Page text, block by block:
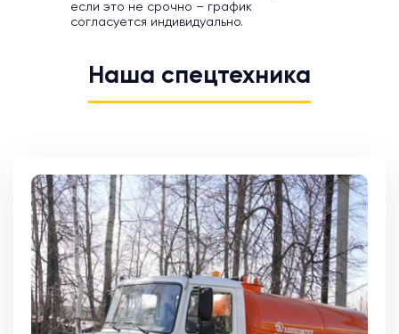
если это не срочно – график
согласуется индивидуально.
Наша спецтехника